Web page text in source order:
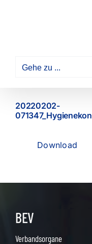
Gehe zu ...
20220202-
Download
BEV
Verbandsorgane